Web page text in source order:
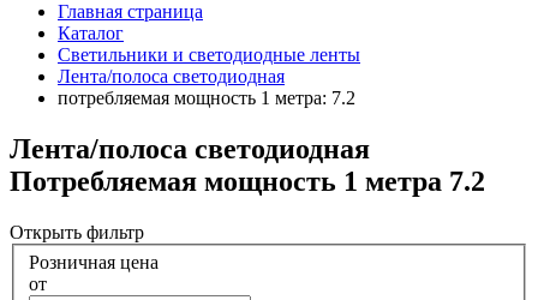
Главная страница
Каталог
Светильники и светодиодные ленты
Лента/полоса светодиодная
потребляемая мощность 1 метра: 7.2
Лента/полоса светодиодная
Потребляемая мощность 1 метра 7.2
Открыть фильтр
Розничная цена
от